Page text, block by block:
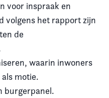
voor inspraak en
volgens het rapport zijn
de
waarin inwoners
motie.
burgerpanel.